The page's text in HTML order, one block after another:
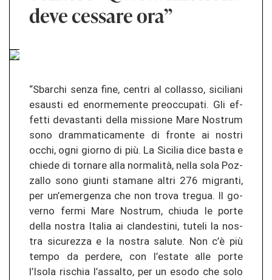
deve cessare ora”
“Sbar­chi senza fine, cen­tri al col­las­so, si­ci­lia­ni
es­aus­ti ed enor­me­men­te pre­oc­cu­pa­ti. Gli ef­
fet­ti de­vas­tan­ti della mis­sio­ne Mare Nos­trum
sono dram­ma­ti­ca­men­te di fron­te ai nos­tri
occhi, ogni gior­no di più. La Si­ci­lia dice basta e
chie­de di tor­na­re alla normalità, nella sola Po­z­
zal­lo sono giun­ti sta­ma­ne altri 276 mi­gran­ti,
per un’emer­gen­za che non trova tre­gua. Il go­
ver­no fermi Mare Nos­trum, chiu­da le porte
della nos­tra Ita­lia ai clan­des­ti­ni, tu­te­li la nos­
tra si­cu­re­z­za e la nos­tra sa­lu­te. Non c’è più
tempo da per­de­re, con l’es­ta­te alle porte
l’Isola ris­chia l’as­sal­to, per un esodo che solo